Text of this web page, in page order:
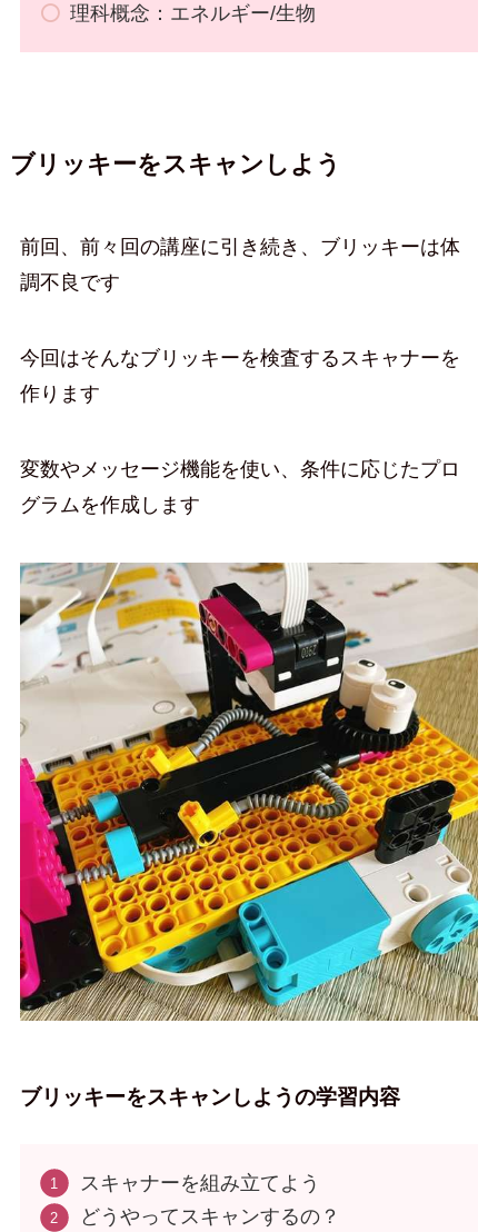
理科概念：エネルギー/生物
ブリッキーをスキャンしよう
前回、前々回の講座に引き続き、ブリッキーは体
調不良です
今回はそんなブリッキーを検査するスキャナーを
作ります
変数やメッセージ機能を使い、条件に応じたプロ
グラムを作成します
ブリッキーをスキャンしようの学習内容
スキャナーを組み立てよう
どうやってスキャンするの？